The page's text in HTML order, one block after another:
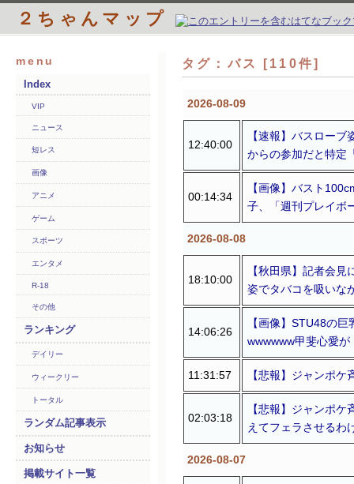
２ちゃんマップ
menu
Index
VIP
ニュース
短レス
画像
アニメ
ゲーム
スポーツ
エンタメ
R-18
その他
ランキング
デイリー
ウィークリー
トータル
ランダム記事表示
お知らせ
掲載サイト一覧
タグ：バス [110件]
2026-08-09
12:40:00
【速報】バスロー
からの参加だと特定
00:14:34
【画像】バスト
子、「週刊プレイボ
2026-08-08
18:10:00
【秋田県】記者会
姿でタバコを吸いな
14:06:26
【画像】STU48の
wwwwww甲斐心愛
11:31:57 【悲報】ジャンポ
02:03:18
【悲報】ジャンポ
えてフェラさせるわ
2026-08-07